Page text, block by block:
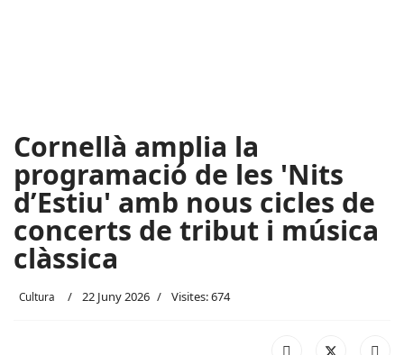
Cornellà amplia la
programació de les 'Nits
d’Estiu' amb nous cicles de
concerts de tribut i música
clàssica
Cultura 22 Juny 2026 Visites: 674